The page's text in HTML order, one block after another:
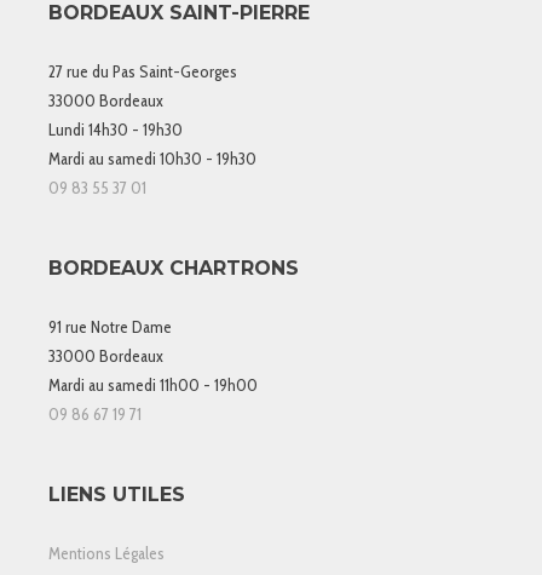
BORDEAUX SAINT-PIERRE
27 rue du Pas Saint-Georges
33000 Bordeaux
Lundi 14h30 - 19h30
Mardi au samedi 10h30 - 19h30
09 83 55 37 01
BORDEAUX CHARTRONS
91 rue Notre Dame
33000 Bordeaux
Mardi au samedi 11h00 - 19h00
09 86 67 19 71
LIENS UTILES
Mentions Légales